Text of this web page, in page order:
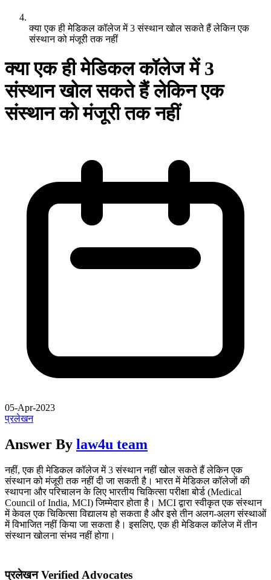
क्या एक ही मेडिकल कॉलेज में 3 संस्थान खोल सकते हैं लेकिन एक
संस्थान को मंजूरी तक नहीं
क्या एक ही मेडिकल कॉलेज में 3
संस्थान खोल सकते हैं लेकिन एक
संस्थान को मंजूरी तक नहीं
05-Apr-2023
प्रलेखन
Answer By law4u team
नहीं, एक ही मेडिकल कॉलेज में 3 संस्थान नहीं खोल सकते हैं लेकिन एक
संस्थान को मंजूरी तक नहीं दी जा सकती है। भारत में मेडिकल कॉलेजों की
स्थापना और परिचालन के लिए भारतीय चिकित्सा परीक्षा बोर्ड (Medical
Council of India, MCI) जिम्मेदार होता है। MCI द्वारा स्वीकृत एक संस्थान
में केवल एक चिकित्सा विद्यालय हो सकता है और इसे तीन अलग-अलग संस्थाओं
में विभाजित नहीं किया जा सकता है। इसलिए, एक ही मेडिकल कॉलेज में तीन
संस्थान खोलना संभव नहीं होगा।
प्रलेखन Verified Advocates